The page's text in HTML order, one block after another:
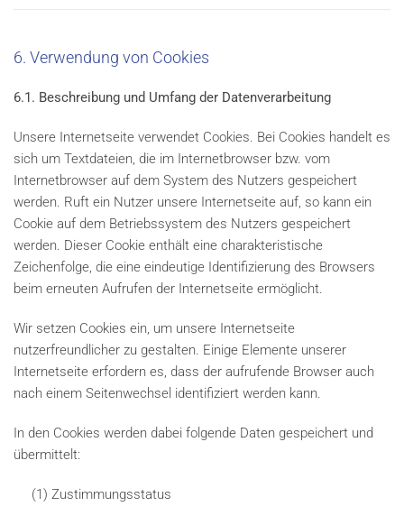
6. Verwendung von Cookies
6.1. Beschreibung und Umfang der Datenverarbeitung
Unsere Internetseite verwendet Cookies. Bei Cookies handelt es
sich um Textdateien, die im Internetbrowser bzw. vom
Internetbrowser auf dem System des Nutzers gespeichert
werden. Ruft ein Nutzer unsere Internetseite auf, so kann ein
Cookie auf dem Betriebssystem des Nutzers gespeichert
werden. Dieser Cookie enthält eine charakteristische
Zeichenfolge, die eine eindeutige Identifizierung des Browsers
beim erneuten Aufrufen der Internetseite ermöglicht.
Wir setzen Cookies ein, um unsere Internetseite
nutzerfreundlicher zu gestalten. Einige Elemente unserer
Internetseite erfordern es, dass der aufrufende Browser auch
nach einem Seitenwechsel identifiziert werden kann.
In den Cookies werden dabei folgende Daten gespeichert und
übermittelt:
(1) Zustimmungsstatus